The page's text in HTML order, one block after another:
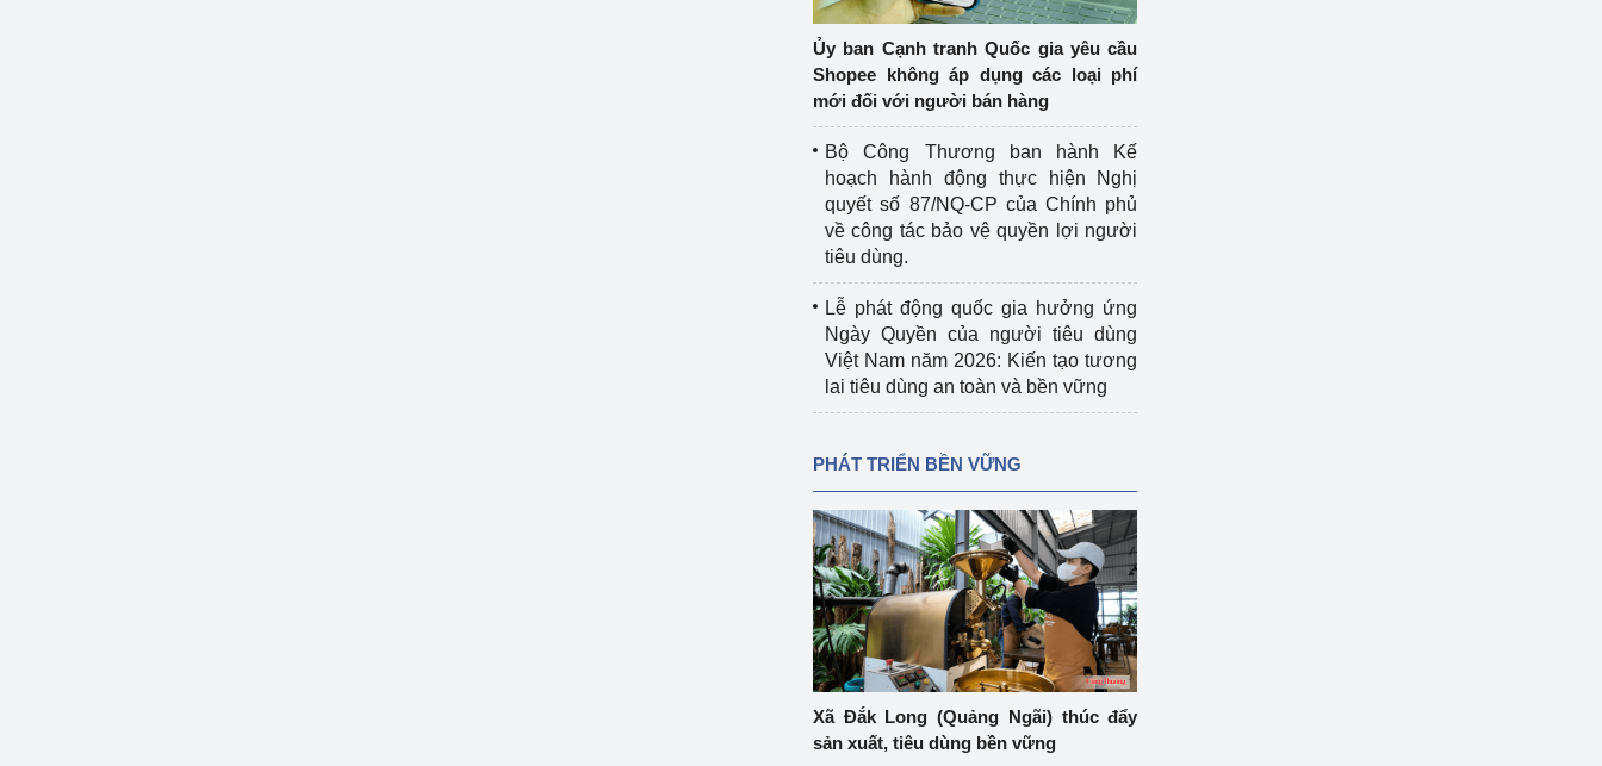
Ủy ban Cạnh tranh Quốc gia yêu cầu
Shopee không áp dụng các loại phí
mới đối với người bán hàng
Bộ Công Thương ban hành Kế
hoạch hành động thực hiện Nghị
quyết số 87/NQ-CP của Chính phủ
về công tác bảo vệ quyền lợi người
tiêu dùng.
Lễ phát động quốc gia hưởng ứng
Ngày Quyền của người tiêu dùng
Việt Nam năm 2026: Kiến tạo tương
lai tiêu dùng an toàn và bền vững
PHÁT TRIỂN BỀN VỮNG
Xã Đắk Long (Quảng Ngãi) thúc đẩy
sản xuất, tiêu dùng bền vững